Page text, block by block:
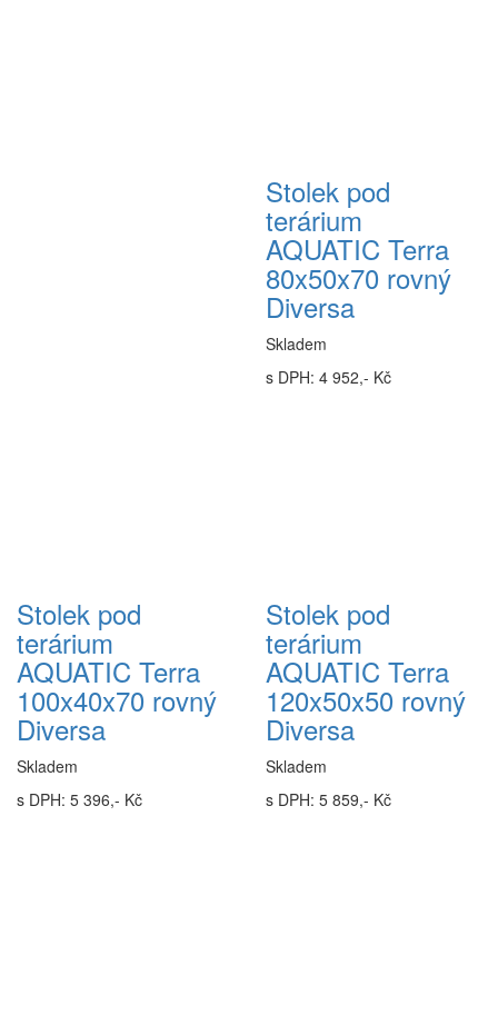
Stolek pod
terárium
AQUATIC Terra
80x50x70 rovný
Diversa
Skladem
s DPH: 4 952,- Kč
Stolek pod
terárium
AQUATIC Terra
100x40x70 rovný
Diversa
Skladem
s DPH: 5 396,- Kč
Stolek pod
terárium
AQUATIC Terra
120x50x50 rovný
Diversa
Skladem
s DPH: 5 859,- Kč